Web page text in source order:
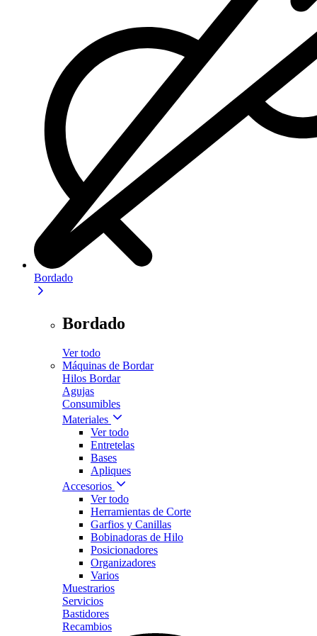
Bordado
Bordado
Ver todo
Máquinas de Bordar
Hilos Bordar
Agujas
Consumibles
Materiales
Ver todo
Entretelas
Bases
Apliques
Accesorios
Ver todo
Herramientas de Corte
Garfios y Canillas
Bobinadoras de Hilo
Posicionadores
Organizadores
Varios
Muestrarios
Servicios
Bastidores
Recambios